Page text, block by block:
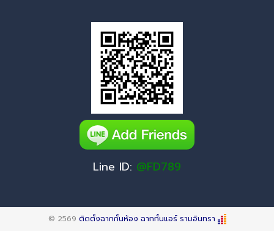
Line ID: @FD789
© 2569 ติดตั้งฉากกั้นห้อง ฉากกั้นแอร์ รามอินทรา